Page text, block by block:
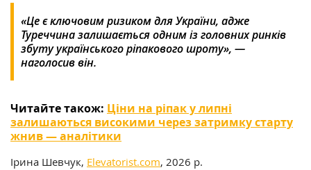
«Це є ключовим ризиком для України, адже
Туреччина залишається одним із головних ринків
збуту українського ріпакового шроту», —
наголосив він.
Читайте також: Ціни на ріпак у липні
залишаються високими через затримку старту
жнив — аналітики
Ірина Шевчук, Elevatorist.com, 2026 р.